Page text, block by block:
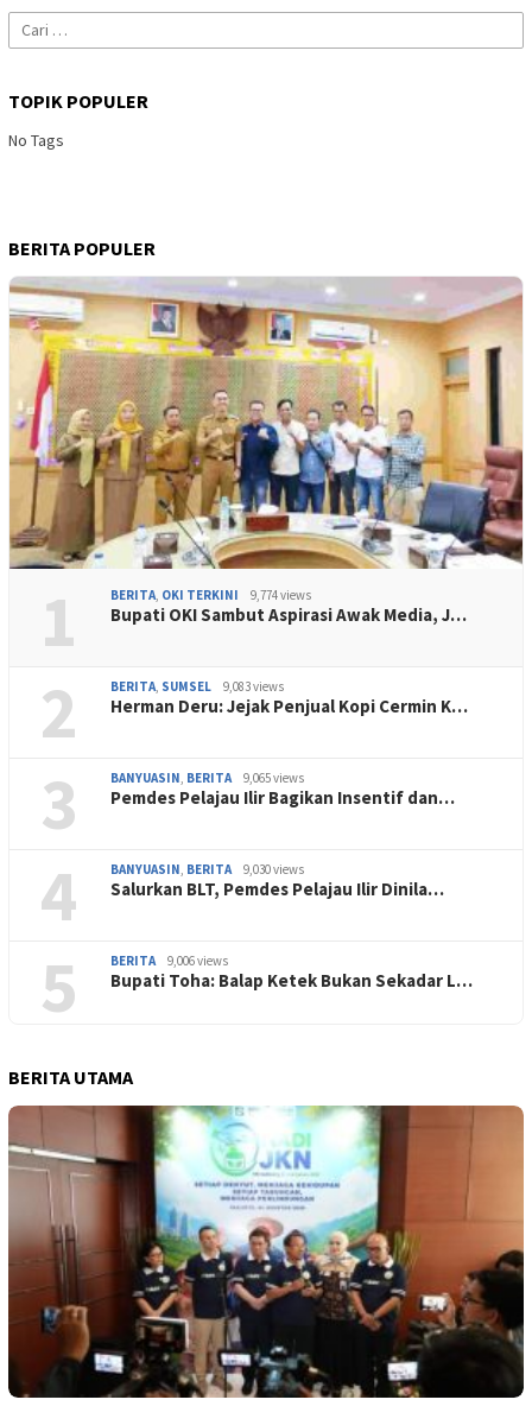
Cari
untuk:
TOPIK POPULER
No Tags
BERITA POPULER
1 BERITA, OKI TERKINI 9,774 views
Bupati OKI Sambut Aspirasi Awak Media, J…
2 BERITA, SUMSEL 9,083 views
Herman Deru: Jejak Penjual Kopi Cermin K…
3 BANYUASIN, BERITA 9,065 views
Pemdes Pelajau Ilir Bagikan Insentif dan…
4 BANYUASIN, BERITA 9,030 views
Salurkan BLT, Pemdes Pelajau Ilir Dinila…
5 BERITA 9,006 views
Bupati Toha: Balap Ketek Bukan Sekadar L…
BERITA UTAMA